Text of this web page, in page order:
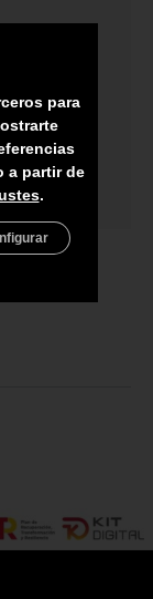
INCLUYE
para
a partir de
.